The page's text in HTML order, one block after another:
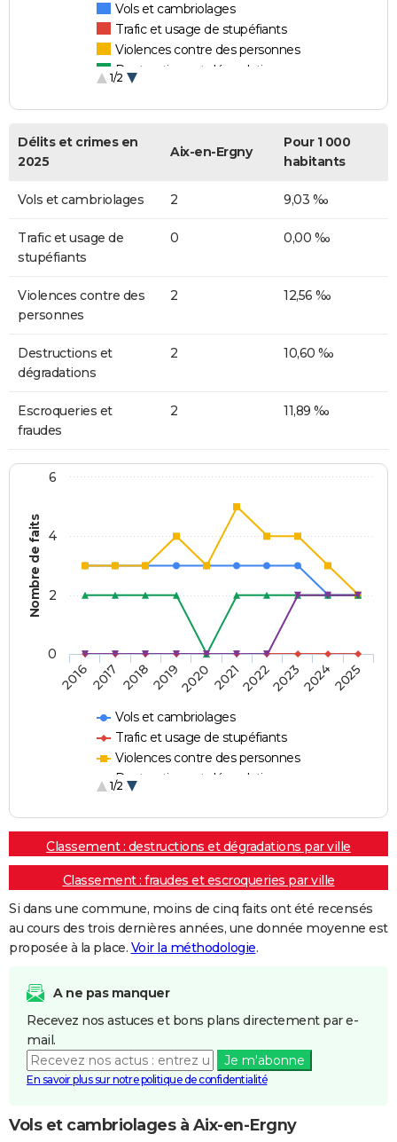
Vols et cambriolages
Trafic et usage de stupéfiants
Violences contre des personnes
Destructions et dégradations
1/2
Délits et crimes en
2025
Aix-en-Ergny
Pour 1 000
habitants
Vols et cambriolages 2 9,03 ‰
Trafic et usage de
stupéfiants
0 0,00 ‰
Violences contre des
personnes
2 12,56 ‰
Destructions et
dégradations
2 10,60 ‰
Escroqueries et
fraudes
2 11,89 ‰
Nombre de faits
Vols et cambriolages
Trafic et usage de stupéfiants
Violences contre des personnes
Destructions et dégradations
1/2
20162017 20182019202020212022202320242025
0
2
4
6
Classement : destructions et dégradations par ville
Classement : fraudes et escroqueries par ville
Si dans une commune, moins de cinq faits ont été recensés
au cours des trois dernières années, une donnée moyenne est
proposée à la place. Voir la méthodologie.
A ne pas manquer
Recevez nos astuces et bons plans directement par e-
mail.
Je m'abonne
En savoir plus sur notre politique de confidentialité
Vols et cambriolages à Aix-en-Ergny